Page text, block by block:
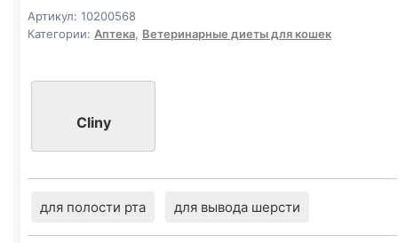
КУРИЦА)
30мл
Артикул: 10200568
Категории: Аптека, Ветеринарные диеты для кошек
Cliny
для полости рта для вывода шерсти